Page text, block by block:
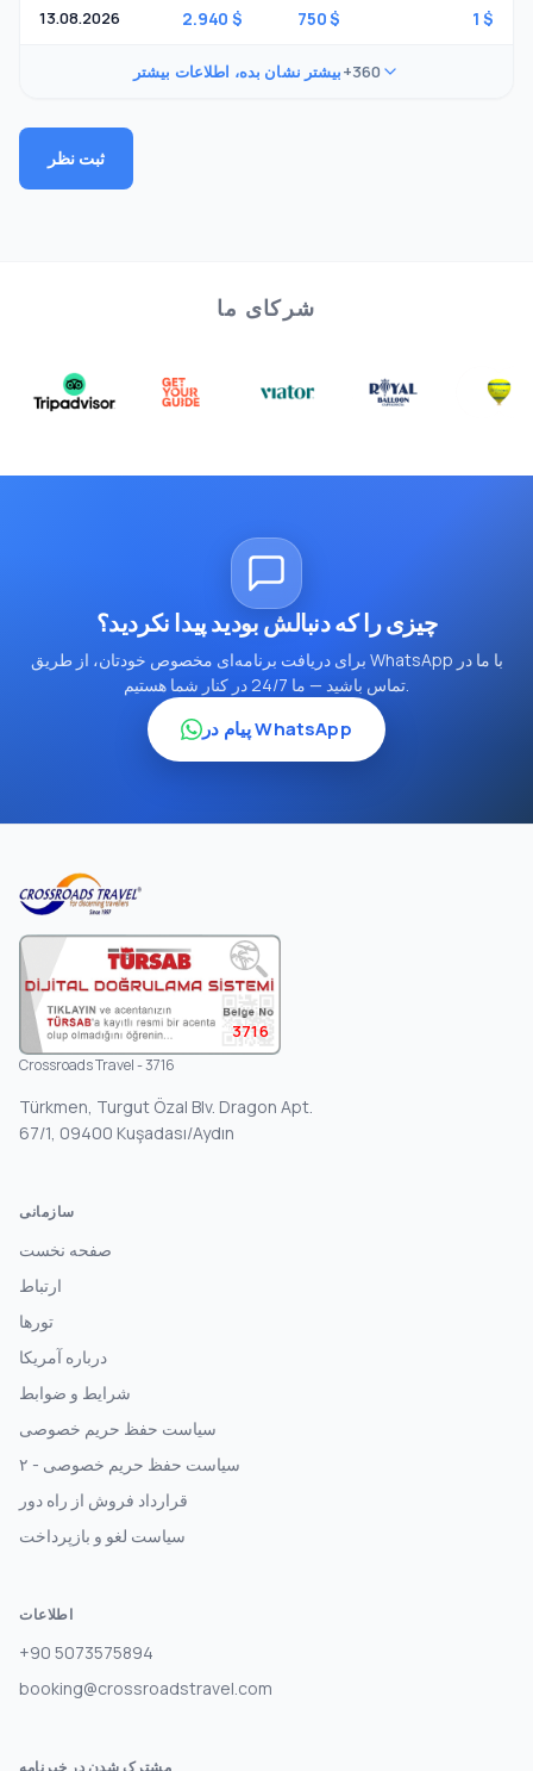
13.08.2026 2.940 $ 750 $ 1 $
بیشتر نشان بده، اطلاعات بیشتر+360
ثبت نظر
شرکای ما
چیزی را که دنبالش بودید پیدا نکردید؟
برای دریافت برنامه‌ای مخصوص خودتان، از طریق WhatsApp با ما در
تماس باشید — ما 24/7 در کنار شما هستیم.
پیام در WhatsApp
3716
Crossroads Travel - 3716
Türkmen, Turgut Özal Blv. Dragon Apt.
67/1, 09400 Kuşadası/Aydın
سازمانی
صفحه نخست
ارتباط
تورها
درباره آمریکا
شرایط و ضوابط
سیاست حفظ حریم خصوصی
سیاست حفظ حریم خصوصی - ۲
قرارداد فروش از راه دور
سیاست لغو و بازپرداخت
اطلاعات
+90 5073575894
booking@crossroadstravel.com
مشترک شدن در خبرنامه